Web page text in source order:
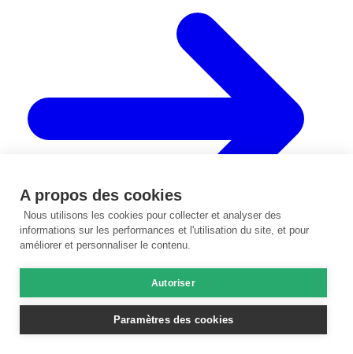
A propos des cookies
Nous utilisons les cookies pour collecter et analyser des
informations sur les performances et l'utilisation du site, et pour
améliorer et personnaliser le contenu.
Autoriser
Paramètres des cookies
Les huiles essentielles contre l'eczéma sec Lire le guide